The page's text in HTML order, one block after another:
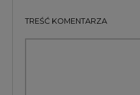
TREŚĆ KOMENTARZA